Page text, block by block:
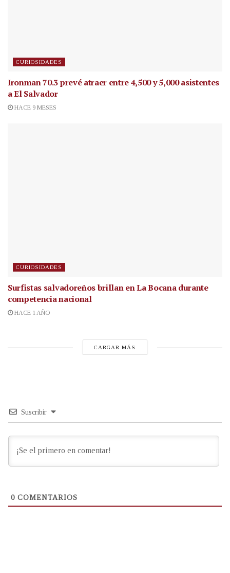
CURIOSIDADES
Ironman 70.3 prevé atraer entre 4,500 y 5,000 asistentes
a El Salvador
HACE 9 MESES
CURIOSIDADES
Surfistas salvadoreños brillan en La Bocana durante
competencia nacional
HACE 1 AÑO
CARGAR MÁS
Suscribir
0 COMENTARIOS